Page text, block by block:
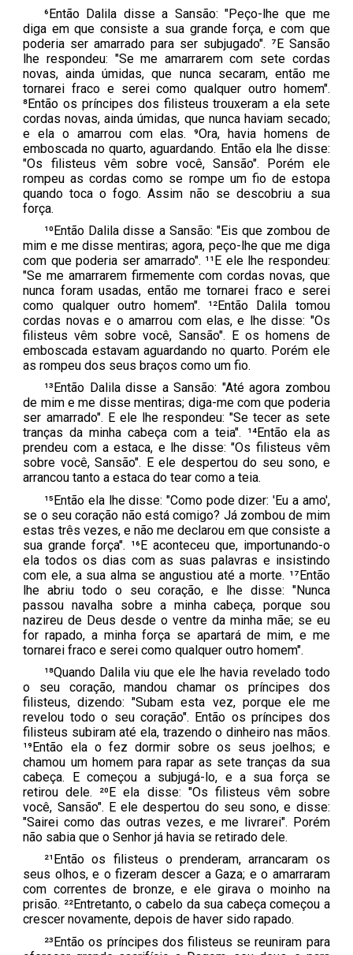
⁶Então Dalila disse a Sansão: "Peço-lhe que me
diga em que consiste a sua grande força, e com que
poderia ser amarrado para ser subjugado". ⁷E Sansão
lhe respondeu: "Se me amarrarem com sete cordas
novas, ainda úmidas, que nunca secaram, então me
tornarei fraco e serei como qualquer outro homem".
⁸Então os príncipes dos filisteus trouxeram a ela sete
cordas novas, ainda úmidas, que nunca haviam secado;
e ela o amarrou com elas. ⁹Ora, havia homens de
emboscada no quarto, aguardando. Então ela lhe disse:
"Os filisteus vêm sobre você, Sansão". Porém ele
rompeu as cordas como se rompe um fio de estopa
quando toca o fogo. Assim não se descobriu a sua
força.
¹⁰Então Dalila disse a Sansão: "Eis que zombou de
mim e me disse mentiras; agora, peço-lhe que me diga
com que poderia ser amarrado". ¹¹E ele lhe respondeu:
"Se me amarrarem firmemente com cordas novas, que
nunca foram usadas, então me tornarei fraco e serei
como qualquer outro homem". ¹²Então Dalila tomou
cordas novas e o amarrou com elas, e lhe disse: "Os
filisteus vêm sobre você, Sansão". E os homens de
emboscada estavam aguardando no quarto. Porém ele
as rompeu dos seus braços como um fio.
¹³Então Dalila disse a Sansão: "Até agora zombou
de mim e me disse mentiras; diga-me com que poderia
ser amarrado". E ele lhe respondeu: "Se tecer as sete
tranças da minha cabeça com a teia". ¹⁴Então ela as
prendeu com a estaca, e lhe disse: "Os filisteus vêm
sobre você, Sansão". E ele despertou do seu sono, e
arrancou tanto a estaca do tear como a teia.
¹⁵Então ela lhe disse: "Como pode dizer: 'Eu a amo',
se o seu coração não está comigo? Já zombou de mim
estas três vezes, e não me declarou em que consiste a
sua grande força". ¹⁶E aconteceu que, importunando-o
ela todos os dias com as suas palavras e insistindo
com ele, a sua alma se angustiou até a morte. ¹⁷Então
lhe abriu todo o seu coração, e lhe disse: "Nunca
passou navalha sobre a minha cabeça, porque sou
nazireu de Deus desde o ventre da minha mãe; se eu
for rapado, a minha força se apartará de mim, e me
tornarei fraco e serei como qualquer outro homem".
¹⁸Quando Dalila viu que ele lhe havia revelado todo
o seu coração, mandou chamar os príncipes dos
filisteus, dizendo: "Subam esta vez, porque ele me
revelou todo o seu coração". Então os príncipes dos
filisteus subiram até ela, trazendo o dinheiro nas mãos.
¹⁹Então ela o fez dormir sobre os seus joelhos; e
chamou um homem para rapar as sete tranças da sua
cabeça. E começou a subjugá-lo, e a sua força se
retirou dele. ²⁰E ela disse: "Os filisteus vêm sobre
você, Sansão". E ele despertou do seu sono, e disse:
"Sairei como das outras vezes, e me livrarei". Porém
não sabia que o Senhor já havia se retirado dele.
²¹Então os filisteus o prenderam, arrancaram os
seus olhos, e o fizeram descer a Gaza; e o amarraram
com correntes de bronze, e ele girava o moinho na
prisão. ²²Entretanto, o cabelo da sua cabeça começou a
crescer novamente, depois de haver sido rapado.
²³Então os príncipes dos filisteus se reuniram para